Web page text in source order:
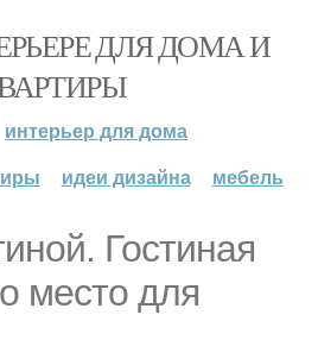
ДЛЯ ДОМА И
интерьер для дома
идеи дизайна мебель
Гостиная
место для